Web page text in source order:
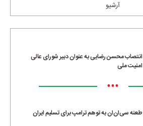
آرشیو
انتصاب محسن رضایی به عنوان دبیر شورای عالی
امنیت ملی
•••
طعنه سی‌ان‌ان به توهم ترامپ برای تسلیم ایران